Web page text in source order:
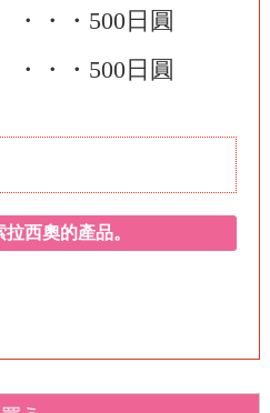
・・・500日圓
・・・500日圓
西奧的產品。